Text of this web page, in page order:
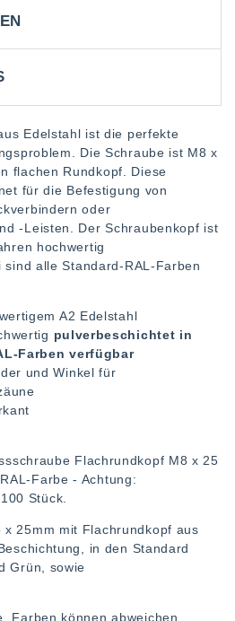
Edelstahl ist die perfekte
Die Schraube ist M8 x
flachen Rundkopf. Diese
für die Befestigung von
oder
-Leisten. Der Schraubenkopf ist
hochwertig
alle Standard-RAL-Farben
A2 Edelstahl
pulverbeschichtet in
Farben verfügbar
und Winkel für
Flachrundkopf M8 x 25
Farbe - Achtung:
Stück.
x 25mm mit Flachrundkopf aus
in den Standard
Grün, sowie
Farben können abweichen.